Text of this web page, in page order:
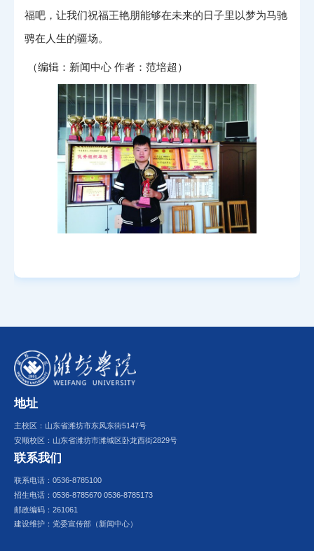
福吧，让我们祝福王艳朋能够在未来的日子里以梦为马驰
骋在人生的疆场。
（编辑：新闻中心 作者：范培超 ）
地址
主校区：山东省潍坊市东风东街5147号
安顺校区：山东省潍坊市潍城区卧龙西街2829号
联系我们
联系电话：0536-8785100
招生电话：0536-8785670 0536-8785173
邮政编码：261061
建设维护：党委宣传部（新闻中心）